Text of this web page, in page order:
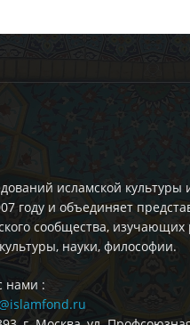
исламской
году и объединяет
сообщества,
науки, философии.
нами :